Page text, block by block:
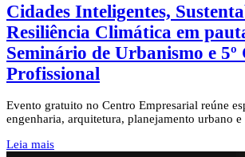
Cidades Inteligentes,
Resiliência Climática em
Seminário de Urbanismo e 5º
Profissional
Evento gratuito no Centro Empresarial reúne
engenharia, arquitetura, planejamento urbano
Leia mais